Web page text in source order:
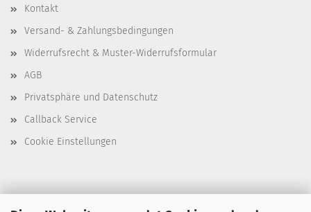
Kontakt
Versand- & Zahlungsbedingungen
Widerrufsrecht & Muster-Widerrufsformular
AGB
Privatsphäre und Datenschutz
Callback Service
Cookie Einstellungen